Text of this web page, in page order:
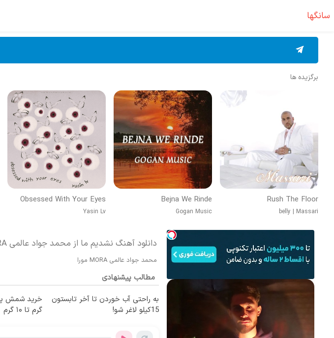
سانگها
برگزیده ها
Rush The Floor
belly | Massari
Bejna We Rinde
Gogan Music
Obsessed With Your Eyes
Yasin Lv
دانلود آهنگ نشدیم ما از محمد جواد عالمی MORA مورا
محمد جواد عالمی MORA مورا
مطالب پیشنهادی
به راحتی آب خوردن تا آخر تابستون
15کیلو لاغر شو!
گرم تا ۱۰ گرم